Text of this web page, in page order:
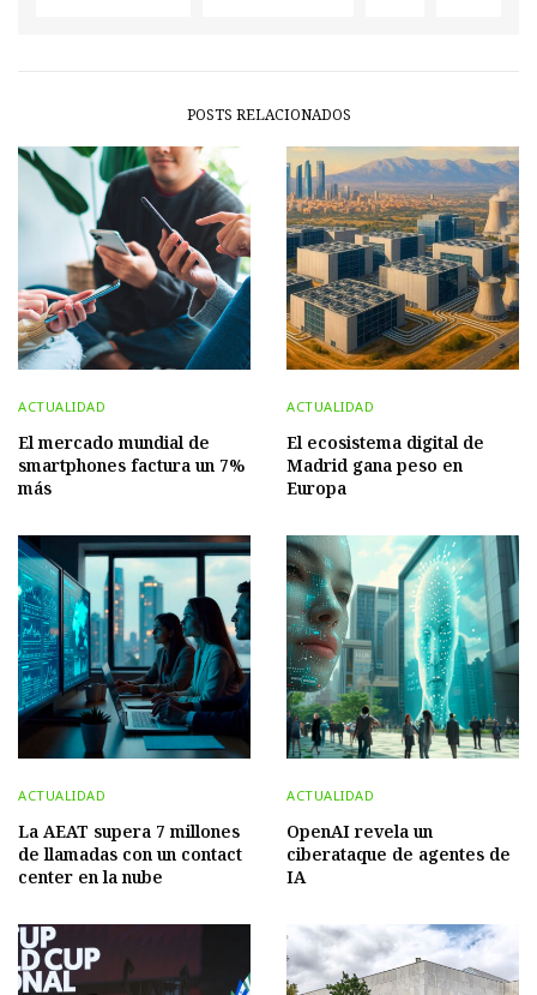
POSTS RELACIONADOS
ACTUALIDAD
El mercado mundial de
smartphones factura un 7%
más
ACTUALIDAD
El ecosistema digital de
Madrid gana peso en
Europa
ACTUALIDAD
La AEAT supera 7 millones
de llamadas con un contact
center en la nube
ACTUALIDAD
OpenAI revela un
ciberataque de agentes de
IA